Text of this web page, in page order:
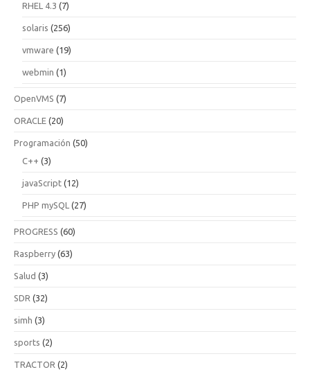
RHEL 4.3 (7)
solaris (256)
vmware (19)
webmin (1)
OpenVMS (7)
ORACLE (20)
Programación (50)
C++ (3)
javaScript (12)
PHP mySQL (27)
PROGRESS (60)
Raspberry (63)
Salud (3)
SDR (32)
simh (3)
sports (2)
TRACTOR (2)